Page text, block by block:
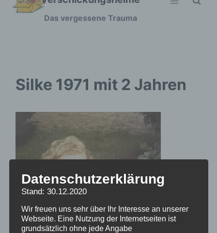
Zum
Das vergessene Trauma
Silke 1971 mit 2 Jahren
Datenschutzerklärung
Stand: 30.12.2020
Wir freuen uns sehr über Ihr Interesse an unserer
Webseite. Eine Nutzung der Internetseiten ist
grundsätzlich ohne jede Angabe